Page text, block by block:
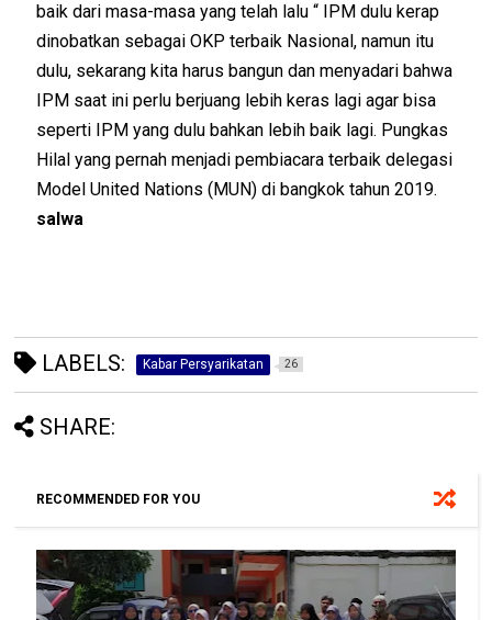
baik dari masa-masa yang telah lalu “ IPM dulu kerap
dinobatkan sebagai OKP terbaik Nasional, namun itu
dulu, sekarang kita harus bangun dan menyadari bahwa
IPM saat ini perlu berjuang lebih keras lagi agar bisa
seperti IPM yang dulu bahkan lebih baik lagi. Pungkas
Hilal yang pernah menjadi pembiacara terbaik delegasi
Model United Nations (MUN) di bangkok tahun 2019.
salwa
LABELS: Kabar Persyarikatan 26
SHARE:
RECOMMENDED FOR YOU